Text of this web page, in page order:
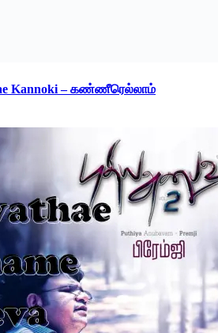
Kannoki – கண்ணீரெல்லாம்